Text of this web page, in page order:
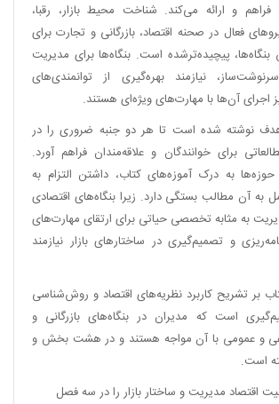
و ارائه می‌کند. شناخت محیط بازار، رقبا،
فعال در صحنه اقتصاد، بازرگانی و تجارت برای
پیچیده‌ترشده است. بنگاه‌ها برای مدیریت
نیازمند بهره‌گیری از توانمندی‌های
آن‌ها با مهارت‌های ویژه‌ای هستند.
نوشته شده است تا هر دو جنبه ضروری را در
برای خوانندگان و علاقه‌مندان فراهم آورد.
به درک آموزه‌های کتاب، داشتن التزام به
به آن مطالب بستگی دارد. زیرا بنگاه‌های اقتصادی
به مثابه تخصصی حیاتی برای ارتقای مهارت‌های
و تصمیم‌گیری در ساختارهای بازار نیازمند
بر تشریح کاربرد نظریه‌های اقتصاد و روش‌شناسی
است که مدیران در بنگاه‌های بازرگانی و
و عمومی با آن مواجه هستند و در هشت بخش و
است.
اقتصاد مدیریت و ساختار بازار را در سه فصل